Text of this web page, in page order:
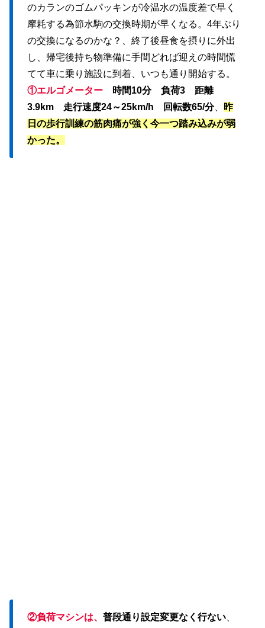
のカランのゴムパッキンが冷温水の温度差で早く
摩耗する為節水駒の交換時期が早くなる。4年ぶり
の交換になるのかな？、終了後昼食を摂りに外出
し、帰宅後持ち物準備に手間どれば迎えの時間慌
てて車に乗り施設に到着、いつも通り開始する。
①エルゴメーター
時間10分 負荷3 距離
3.9km 走行速度24～25km/h 回転数65/分、
昨
日の歩行訓練の筋肉痛が強く今一つ踏み込みが弱
かった。
②負荷マシンは、 普段通り設定変更なく行ない、